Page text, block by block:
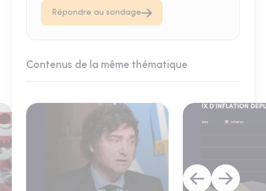
Répondre au sondage
Contenus de la même thématique